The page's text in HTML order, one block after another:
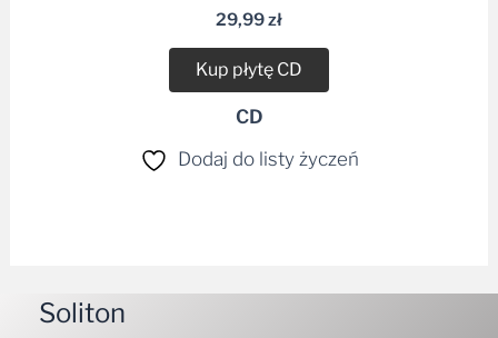
29,99zł
Kup płytę CD
CD
Dodaj do listy życzeń
Soliton